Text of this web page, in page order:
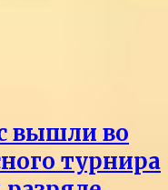
вышли во
турнира